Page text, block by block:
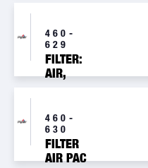
460-
629
FILTER:
AIR,
460-
630
FILTER
AIR PAC